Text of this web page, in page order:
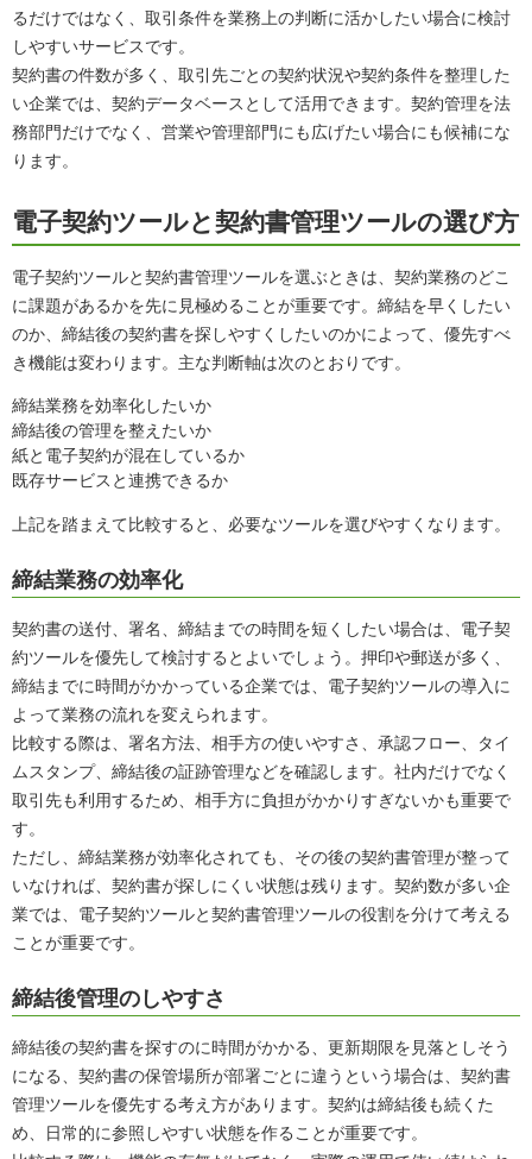
るだけではなく、取引条件を業務上の判断に活かしたい場合に検討
しやすいサービスです。
契約書の件数が多く、取引先ごとの契約状況や契約条件を整理した
い企業では、契約データベースとして活用できます。契約管理を法
務部門だけでなく、営業や管理部門にも広げたい場合にも候補にな
ります。
電子契約ツールと契約書管理ツールの選び方
電子契約ツールと契約書管理ツールを選ぶときは、契約業務のどこ
に課題があるかを先に見極めることが重要です。締結を早くしたい
のか、締結後の契約書を探しやすくしたいのかによって、優先すべ
き機能は変わります。主な判断軸は次のとおりです。
締結業務を効率化したいか
締結後の管理を整えたいか
紙と電子契約が混在しているか
既存サービスと連携できるか
上記を踏まえて比較すると、必要なツールを選びやすくなります。
締結業務の効率化
契約書の送付、署名、締結までの時間を短くしたい場合は、電子契
約ツールを優先して検討するとよいでしょう。押印や郵送が多く、
締結までに時間がかかっている企業では、電子契約ツールの導入に
よって業務の流れを変えられます。
比較する際は、署名方法、相手方の使いやすさ、承認フロー、タイ
ムスタンプ、締結後の証跡管理などを確認します。社内だけでなく
取引先も利用するため、相手方に負担がかかりすぎないかも重要で
す。
ただし、締結業務が効率化されても、その後の契約書管理が整って
いなければ、契約書が探しにくい状態は残ります。契約数が多い企
業では、電子契約ツールと契約書管理ツールの役割を分けて考える
ことが重要です。
締結後管理のしやすさ
締結後の契約書を探すのに時間がかかる、更新期限を見落としそう
になる、契約書の保管場所が部署ごとに違うという場合は、契約書
管理ツールを優先する考え方があります。契約は締結後も続くた
め、日常的に参照しやすい状態を作ることが重要です。